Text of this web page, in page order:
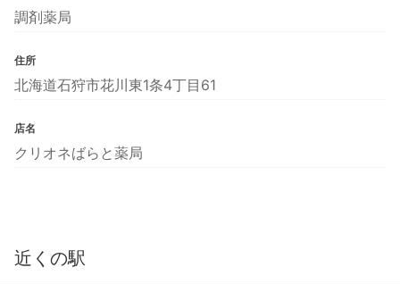
調剤薬局
住所
北海道石狩市花川東1条4丁目61
店名
クリオネばらと薬局
近くの駅